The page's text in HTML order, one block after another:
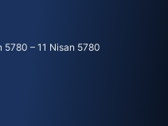
5780 – 11 Nisan 5780